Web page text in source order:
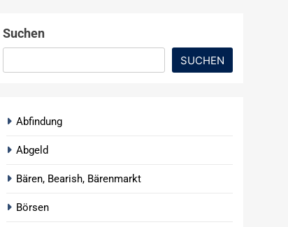
Suchen
SUCHEN
Abfindung
Abgeld
Bären, Bearish, Bärenmarkt
Börsen